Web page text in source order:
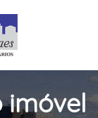
imóvel